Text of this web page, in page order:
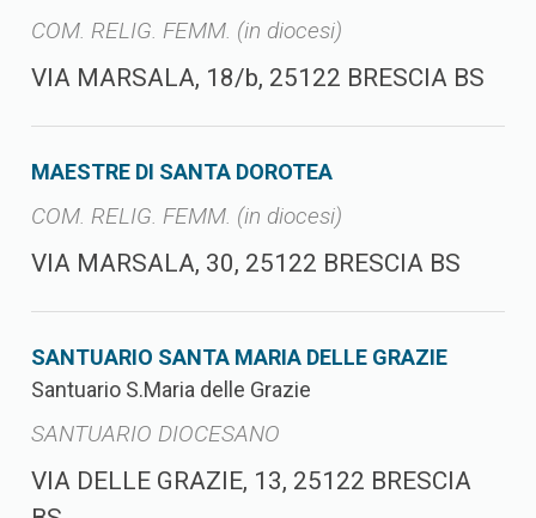
COM. RELIG. FEMM. (in diocesi)
VIA MARSALA, 18/b, 25122 BRESCIA BS
MAESTRE DI SANTA DOROTEA
COM. RELIG. FEMM. (in diocesi)
VIA MARSALA, 30, 25122 BRESCIA BS
SANTUARIO SANTA MARIA DELLE GRAZIE
Santuario S.Maria delle Grazie
SANTUARIO DIOCESANO
VIA DELLE GRAZIE, 13, 25122 BRESCIA